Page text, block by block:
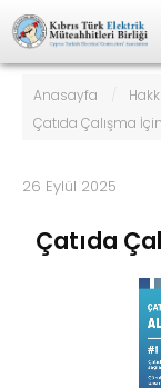
Anasayfa /
Çatıda Çalışma
26 Eylül 2025
Çatıda